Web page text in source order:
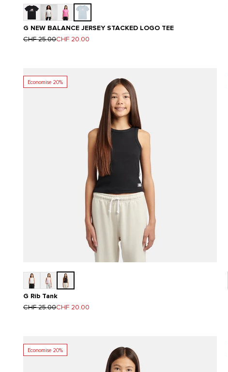
G NEW BALANCE JERSEY STACKED LOGO TEE
Prix normal
CHF 25.00Prix de vente
CHF 20.00
Economise 20%
G Rib Tank
Prix normal
CHF 25.00Prix de vente
CHF 20.00
Economise 20%